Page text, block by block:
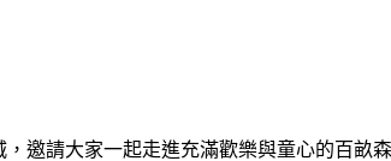
邀請大家一起走進充滿歡樂與童心的百畝